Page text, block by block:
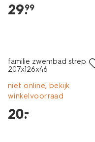
29.
99
familie zwembad strepen
207x126x46
niet online, bekijk
winkelvoorraad
20.
–